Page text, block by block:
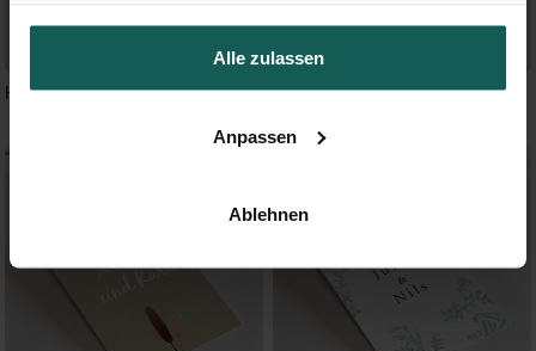
Alle zulassen
Anpassen
Ablehnen
Herbstblüten Landkunst